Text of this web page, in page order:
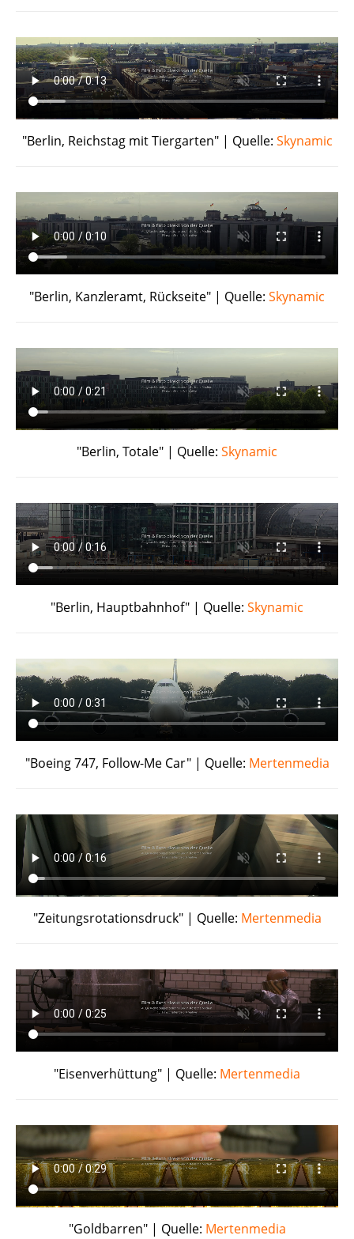
"Berlin, Reichstag mit Tiergarten" | Quelle: Skynamic
"Berlin, Kanzleramt, Rückseite" | Quelle: Skynamic
"Berlin, Totale" | Quelle: Skynamic
"Berlin, Hauptbahnhof" | Quelle: Skynamic
"Boeing 747, Follow-Me Car" | Quelle: Mertenmedia
"Zeitungsrotationsdruck" | Quelle: Mertenmedia
"Eisenverhüttung" | Quelle: Mertenmedia
"Goldbarren" | Quelle: Mertenmedia